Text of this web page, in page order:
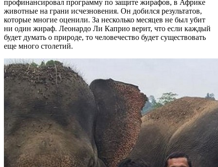
профинансировал программу по защите жирафов, в Африке
животные на грани исчезновения. Он добился результатов,
которые многие оценили. За несколько месяцев не был убит
ни один жираф. Леонардо Ли Каприо верит, что если каждый
будет думать о природе, то человечество будет существовать
еще много столетий.